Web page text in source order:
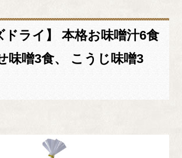
ドライ】 本格お味噌汁6食
味噌3食、 こうじ味噌3